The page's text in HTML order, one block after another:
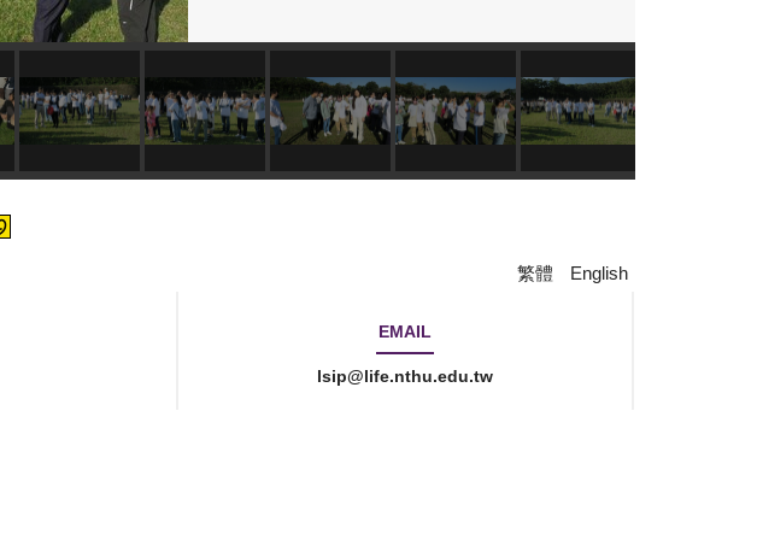
繁體 English
EMAIL
lsip@life.nthu.edu.tw